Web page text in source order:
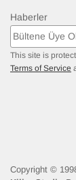
Haberler
This site is
Terms of Service
Copyright ©